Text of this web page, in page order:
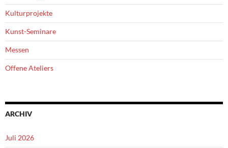
Kulturprojekte
Kunst-Seminare
Messen
Offene Ateliers
ARCHIV
Juli 2026